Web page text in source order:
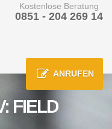
Kostenlose Beratung
0851 - 204 269 14
ANRUFEN
FIELD